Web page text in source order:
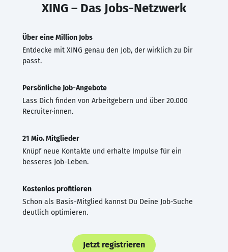
XING – Das Jobs-Netzwerk
Über eine Million Jobs
Entdecke mit XING genau den Job, der wirklich zu Dir
passt.
Persönliche Job-Angebote
Lass Dich finden von Arbeitgebern und über 20.000
Recruiter·innen.
21 Mio. Mitglieder
Knüpf neue Kontakte und erhalte Impulse für ein
besseres Job-Leben.
Kostenlos profitieren
Schon als Basis-Mitglied kannst Du Deine Job-Suche
deutlich optimieren.
Jetzt registrieren